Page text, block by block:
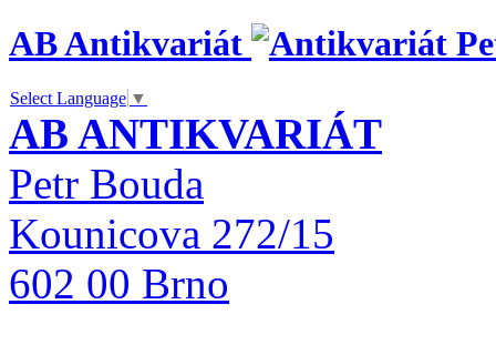
AB Antikvariát
Select Language ▼
AB ANTIKVARIÁT
Petr Bouda
Kounicova 272/15
602 00 Brno